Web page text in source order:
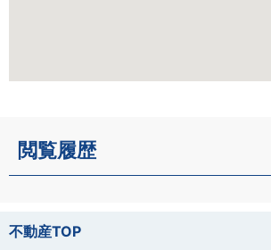
閲覧履歴
不動産TOP